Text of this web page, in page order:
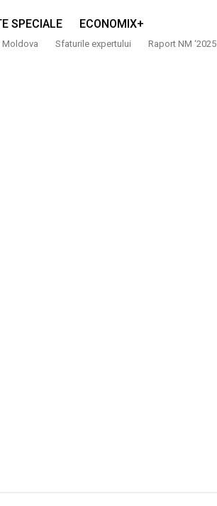
SPECIALE ECONOMIX+
Moldova Sfaturile expertului Raport NM ‘2025